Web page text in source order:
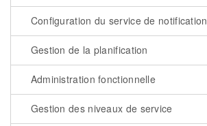
Configuration du service de notification
Gestion de la planification
Administration fonctionnelle
Gestion des niveaux de service